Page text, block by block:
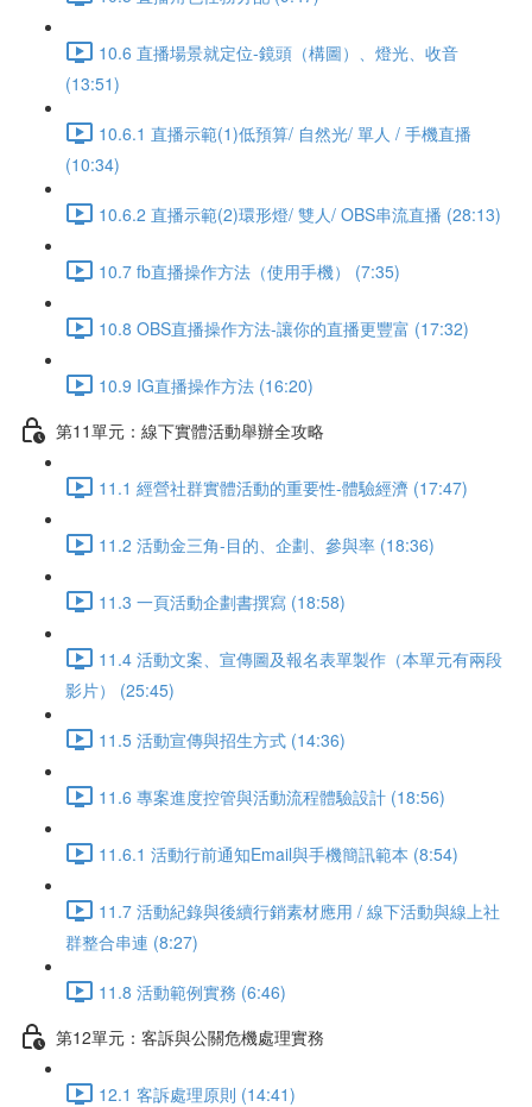
10.6 直播場景就定位-鏡頭（構圖）、燈光、收音
(13:51)
10.6.1 直播示範(1)低預算/ 自然光/ 單人 / 手機直播
(10:34)
10.6.2 直播示範(2)環形燈/ 雙人/ OBS串流直播 (28:13)
10.7 fb直播操作方法（使用手機） (7:35)
10.8 OBS直播操作方法-讓你的直播更豐富 (17:32)
10.9 IG直播操作方法 (16:20)
第11單元：線下實體活動舉辦全攻略
11.1 經營社群實體活動的重要性-體驗經濟 (17:47)
11.2 活動金三角-目的、企劃、參與率 (18:36)
11.3 一頁活動企劃書撰寫 (18:58)
11.4 活動文案、宣傳圖及報名表單製作（本單元有兩段
影片） (25:45)
11.5 活動宣傳與招生方式 (14:36)
11.6 專案進度控管與活動流程體驗設計 (18:56)
11.6.1 活動行前通知Email與手機簡訊範本 (8:54)
11.7 活動紀錄與後續行銷素材應用 / 線下活動與線上社
群整合串連 (8:27)
11.8 活動範例實務 (6:46)
第12單元：客訴與公關危機處理實務
12.1 客訴處理原則 (14:41)